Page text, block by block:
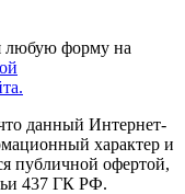
любую форму на
данный Интернет-
характер и
публичной офертой,
437 ГК РФ.